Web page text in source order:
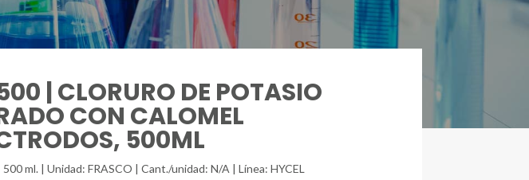
| CLORURO DE POTASIO
CON CALOMEL
500ML
ml. | Unidad: FRASCO | Cant./unidad: N/A | Línea: HYCEL